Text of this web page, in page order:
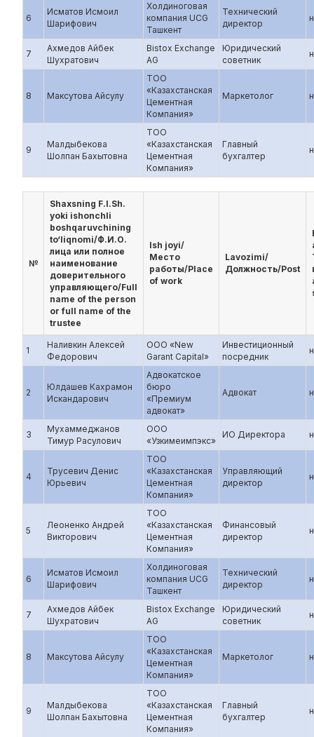
6
Исматов Исмоил
Шарифович
Холдиноговая
компания UCG
Ташкент
Технический
директор
7
Ахмедов Айбек
Шухратович
Bistox Exchange
AG
Юридический
советник
8 Максутова Айсулу
ТОО
«Казахстанская
Цементная
Компания»
Маркетолог
9
Малдыбекова
Шолпан Бахытовна
ТОО
«Казахстанская
Цементная
Компания»
Главный
бухгалтер
№
Shaxsning F.I.Sh.
yoki ishonchli
boshqaruvchining
to‘liqnomi/Ф.И.О.
лица или полное
наименование
доверительного
управляющего/Full
name of the person
or full name of the
trustee
Ish joyi/
Место
работы/Place
of work
Lavozimi/
Должность/Post
1
Наливкин Алексей
Федорович
ООО «New
Garant Capital»
Инвестиционный
посредник
2
Юлдашев Кахрамон
Искандарович
Адвокатское
бюро
«Премиум
адвокат»
Адвокат
3
Мухаммеджанов
Тимур Расулович
ООО
«Узкимеимпэкс»
ИО Директора
4
Трусевич Денис
Юрьевич
ТОО
«Казахстанская
Цементная
Компания»
Управляющий
директор
5
Леоненко Андрей
Викторович
ТОО
«Казахстанская
Цементная
Компания»
Финансовый
директор
6
Исматов Исмоил
Шарифович
Холдиноговая
компания UCG
Ташкент
Технический
директор
7
Ахмедов Айбек
Шухратович
Bistox Exchange
AG
Юридический
советник
8 Максутова Айсулу
ТОО
«Казахстанская
Цементная
Компания»
Маркетолог
9
Малдыбекова
Шолпан Бахытовна
ТОО
«Казахстанская
Цементная
Компания»
Главный
бухгалтер